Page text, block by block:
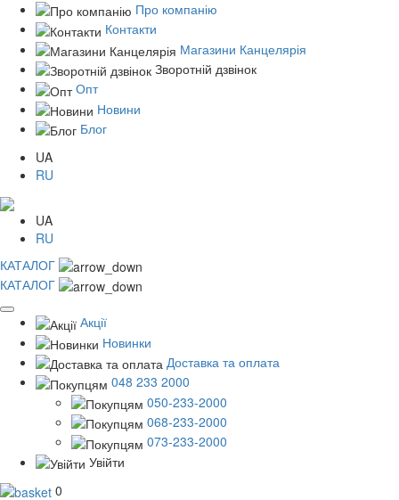
Про компанію
Контакти
Магазини Канцелярія
Зворотній дзвінок
Опт
Новини
Блог
UA
RU
UA
RU
КАТАЛОГ
КАТАЛОГ
Акції
Новинки
Доставка та оплата
048 233 2000
050-233-2000
068-233-2000
073-233-2000
Увійти
0